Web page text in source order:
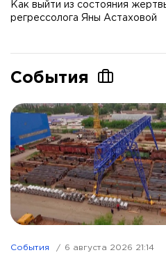
Как выйти из состояния
регрессолога Яны Астаховой
События
События 6 августа 2026 21:14